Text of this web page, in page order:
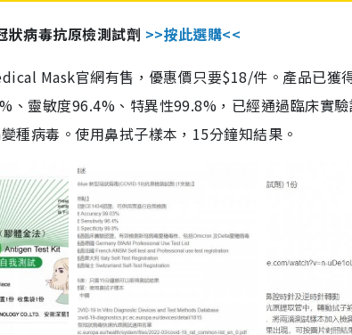
狀病毒抗原檢測試劑 >>按此選購<<
Mask官網有售，優惠價只要$18/件。產品已獲
、靈敏度96.4%、特異性99.8%，已經通過臨床實
種病毒。使用鼻拭子樣本，15分鐘知結果。